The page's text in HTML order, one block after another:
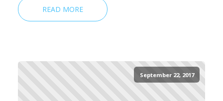
READ MORE
September 22, 2017